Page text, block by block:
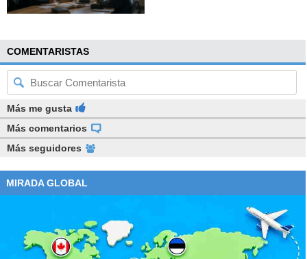
COMENTARISTAS
Más me gusta
Más comentarios
Más seguidores
MIRADA GLOBAL